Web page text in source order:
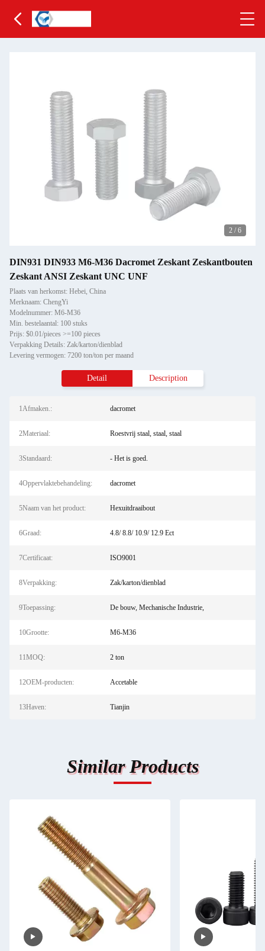
2 / 6
DIN931 DIN933 M6-M36 Dacromet Zeskant Zeskantbouten
Zeskant ANSI Zeskant UNC UNF
Plaats van herkomst: Hebei, China
Merknaam: ChengYi
Modelnummer: M6-M36
Min. bestelaantal: 100 stuks
Prijs: $0.01/pieces >=100 pieces
Verpakking Details: Zak/karton/dienblad
Levering vermogen: 7200 ton/ton per maand
Detail Description
1Afmaken.: dacromet
2Materiaal: Roestvrij staal, staal, staal
3Standaard: - Het is goed.
4Oppervlaktebehandeling: dacromet
5Naam van het product: Hexuitdraaibout
6Graad: 4.8/ 8.8/ 10.9/ 12.9 Ect
7Certificaat: ISO9001
8Verpakking: Zak/karton/dienblad
9Toepassing: De bouw, Mechanische Industrie,
10Grootte: M6-M36
11MOQ: 2 ton
12OEM-producten: Accetable
13Haven: Tianjin
Similar Products